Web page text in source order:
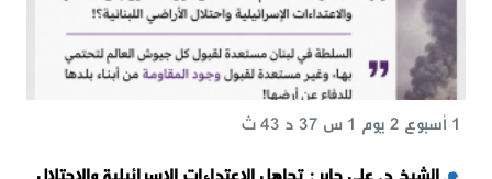
1 أسبوع 2 يوم 1 س 37 د 43 ث